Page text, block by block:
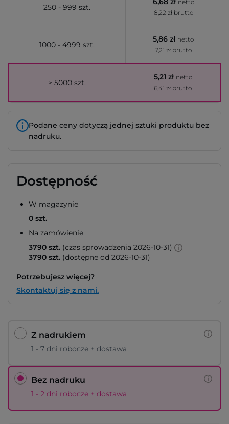
250 - 999 szt.
netto
8,22 zł brutto
1000 - 4999 szt.
5,86 zł netto
7,21 zł brutto
> 5000 szt.
5,21 zł netto
6,41 zł brutto
Podane ceny dotyczą jednej sztuki produktu bez
nadruku.
Dostępność
W magazynie
0 szt.
Na zamówienie
3790 szt. (czas sprowadzenia 2026-10-31)
3790 szt. (dostępne od 2026-10-31)
Potrzebujesz więcej?
Skontaktuj się z nami.
Z nadrukiem
1 - 7 dni robocze + dostawa
Bez nadruku
1 - 2 dni robocze + dostawa